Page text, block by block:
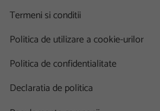
Termeni si conditii
Politica de utilizare a cookie-urilor
Politica de confidentialitate
Declaratia de politica